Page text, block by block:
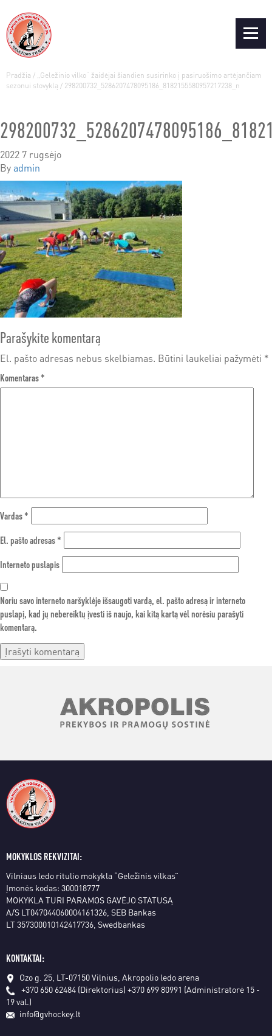
Pradžia / „Geležinio vilko“ žaidėjai šiandien susirinko į pasiruošimo artėjančiam
sezonui stovyklą / 298200732_5286207478095186_8182155580957217238_n
2022 7 rugsėjo
Byadmin
Parašykite komentarą
El. pašto adresas nebus skelbiamas. Būtini laukeliai pažymėti *
Komentaras*
Vardas*
El. pašto adresas*
Interneto puslapis
Noriu savo interneto naršyklėje išsaugoti vardą, el. pašto adresą ir interneto
puslapį, kad jų nebereiktų įvesti iš naujo, kai kitą kartą vėl norėsiu parašyti
komentarą.
MOKYKLOS REKVIZITAI:
Vilniaus ledo ritulio mokykla “Geležinis vilkas”
Įmonės kodas: 300018777
MOKYKLA TURI PARAMOS GAVĖJO STATUSĄ
A/S LT047044060004161326, SEB Bankas
LT 357300010142417736, Swedbankas
KONTAKTAI:
Ozo g. 25, LT-07150 Vilnius, Akropolio ledo arena
+370 650 62484 (Direktorius) +370 699 80991 (Administratorė 15 -
19 val.)
info@gvhockey.lt